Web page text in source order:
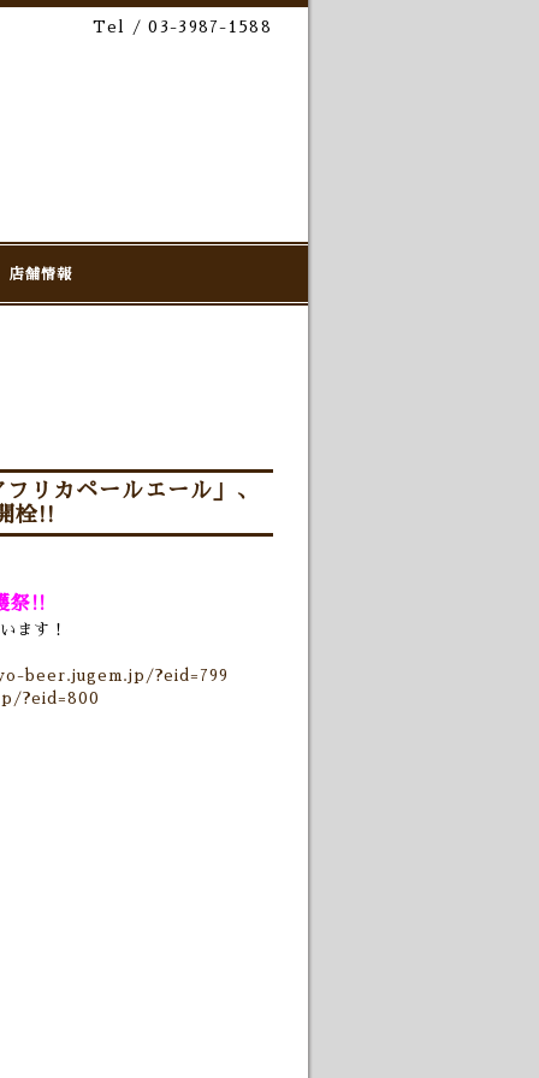
Tel / 03-3987-1588
店舗情報
リカペールエール」、
栓!!
祭!!
ます！
beer.jugem.jp/?eid=799
?eid=800